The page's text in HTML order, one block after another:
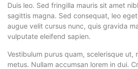
Duis leo. Sed fringilla mauris sit amet
sagittis magna. Sed consequat, leo
augue velit cursus nunc, quis gravida
vulputate eleifend sapien.
Vestibulum purus quam, scelerisque ut,
metus. Nullam accumsan lorem in dui.